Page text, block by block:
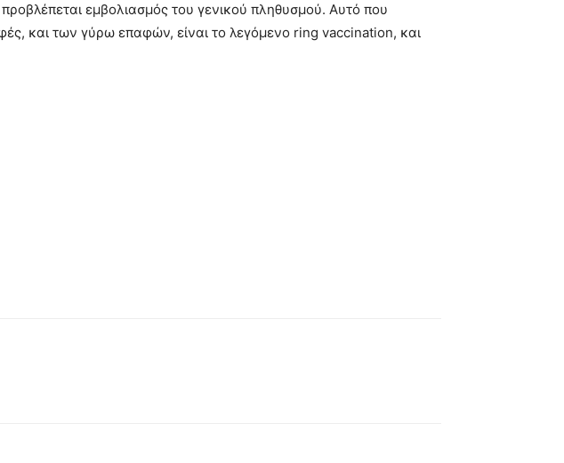
εμβολιασμός του γενικού πληθυσμού. Αυτό που
και των γύρω επαφών, είναι το λεγόμενο ring vaccination, και